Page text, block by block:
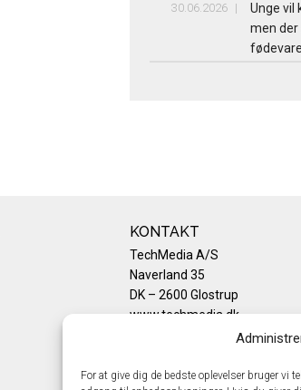
For at give dig de bedste oplevelser bruger vi
30.06.2026
Unge vil
men der
KONTAKT
TechMedia A/S
Naverland 35
DK – 2600 Glostrup
www.techmedia.dk
Telefon: +45 43 24 26 28
Privatlivspolitik